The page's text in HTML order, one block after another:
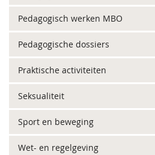
Pedagogisch werken MBO
Pedagogische dossiers
Praktische activiteiten
Seksualiteit
Sport en beweging
Wet- en regelgeving